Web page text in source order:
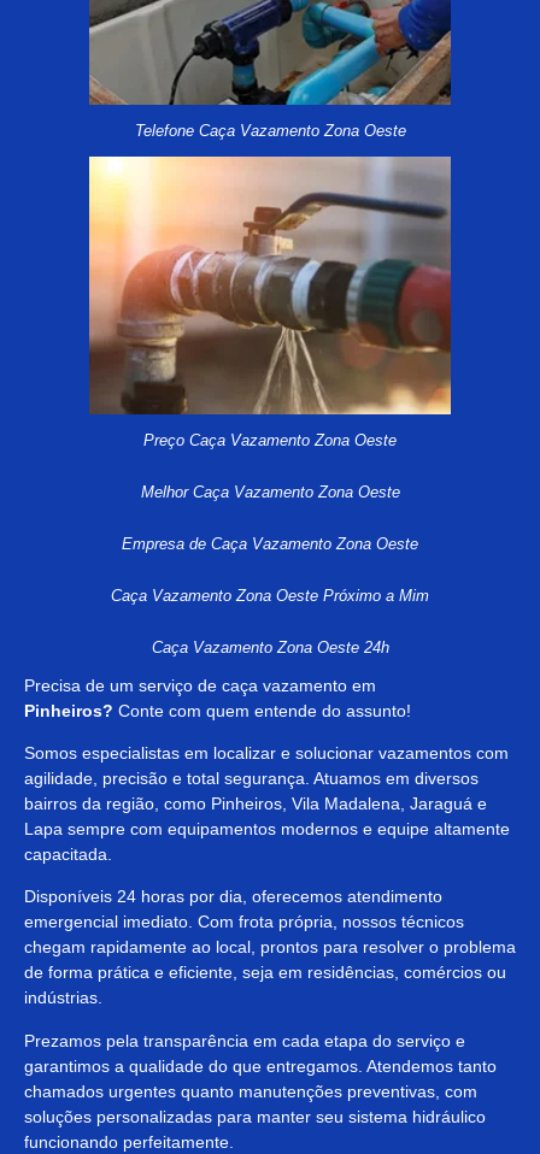
Telefone Caça Vazamento Zona Oeste
Preço Caça Vazamento Zona Oeste
Melhor Caça Vazamento Zona Oeste
Empresa de Caça Vazamento Zona Oeste
Caça Vazamento Zona Oeste Próximo a Mim
Caça Vazamento Zona Oeste 24h
Precisa de um serviço de caça vazamento em
Pinheiros? Conte com quem entende do assunto!
Somos especialistas em localizar e solucionar vazamentos com
agilidade, precisão e total segurança. Atuamos em diversos
bairros da região, como Pinheiros, Vila Madalena, Jaraguá e
Lapa sempre com equipamentos modernos e equipe altamente
capacitada.
Disponíveis 24 horas por dia, oferecemos atendimento
emergencial imediato. Com frota própria, nossos técnicos
chegam rapidamente ao local, prontos para resolver o problema
de forma prática e eficiente, seja em residências, comércios ou
indústrias.
Prezamos pela transparência em cada etapa do serviço e
garantimos a qualidade do que entregamos. Atendemos tanto
chamados urgentes quanto manutenções preventivas, com
soluções personalizadas para manter seu sistema hidráulico
funcionando perfeitamente.